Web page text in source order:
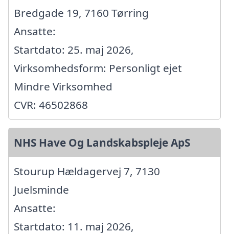
Bredgade 19, 7160 Tørring
Ansatte:
Startdato: 25. maj 2026,
Virksomhedsform: Personligt ejet
Mindre Virksomhed
CVR: 46502868
NHS Have Og Landskabspleje ApS
Stourup Hældagervej 7, 7130
Juelsminde
Ansatte:
Startdato: 11. maj 2026,